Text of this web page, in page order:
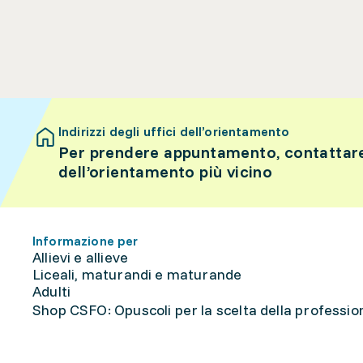
Indirizzi degli uffici dell’orientamento
Per prendere appuntamento,
dell’orientamento più vicino
Informazione per
Allievi e allieve
Liceali, maturandi e maturande
Adulti
Shop CSFO: Opuscoli per la scelta della